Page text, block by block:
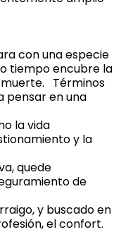
con una especie
tiempo encubre la
Términos
pensar en una
la vida
y la
quede
de
y buscado en
el confort.